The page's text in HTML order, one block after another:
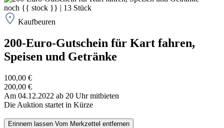
noch {{ stock }} | 13 Stück
Kaufbeuren
200-Euro-Gutschein für Kart fahren,
Speisen und Getränke
100,00 €
200,00 €
Am 04.12.2022 ab 20 Uhr mitbieten
Die Auktion startet in Kürze
Erinnern lassen Vom Merkzettel entfernen